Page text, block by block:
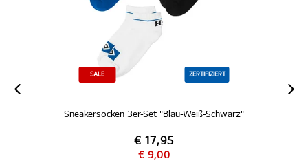
SALE ZERTIFIZIERT
Sneakersocken 3er-Set "Blau-Weiß-Schwarz"
€ 17,95
€ 9,00